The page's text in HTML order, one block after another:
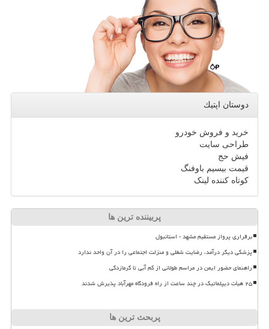
دوستان اپتیك
خرید و فروش خودرو
طراحی سایت
فیش حج
قیمت بیسیم باوفنگ
کوتاه کننده لینک
پربیننده ترین ها
برقراری پرواز مستقیم مشهد - استانبول
پزشکی دیگر درآمد، رضایت شغلی و منزلت اجتماعی را در آن واحد ندارد
راهنمای حضور ایمن در مراسم طولانی از کم آبی تا گرمازدگی
۲۵ هیأت دیپلماتیک در چند ساعت از راه فرودگاه مهرآباد پذیرش شدند
پربحث ترین ها